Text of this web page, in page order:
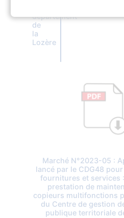
département
de
la
Lozère
Marché N°2023-05 :
lancé par le CDG48
fournitures et services
prestation de
copieurs multifonctions
du Centre de gestion
publique territoriale